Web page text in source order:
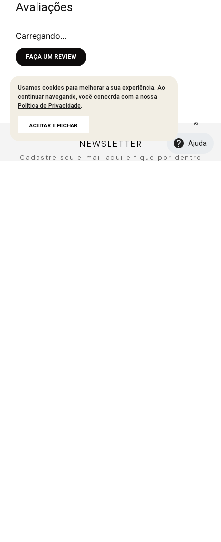
Ajuda
Avaliações
Carregando…
Faça login para escrever uma avaliação.
Mais recentes Todos
Carregando avaliações…
Usamos cookies para melhorar a sua experiência. Ao
continuar navegando, você concorda com a nossa
Política de Privacidade.
ACEITAR E FECHAR
NEWSLETTER
Cadastre seu e-mail aqui e fique por dentro